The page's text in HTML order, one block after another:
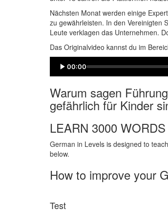
Nächsten Monat werden einige
zu gewährleisten. In den Vereinigten
Leute verklagen das Unternehmen.
Das Originalvideo kannst du im
00:00
Warum sagen
gefährlich für Kinder
LEARN 3000
German in Levels is designed to
below.
How to improve your
Test